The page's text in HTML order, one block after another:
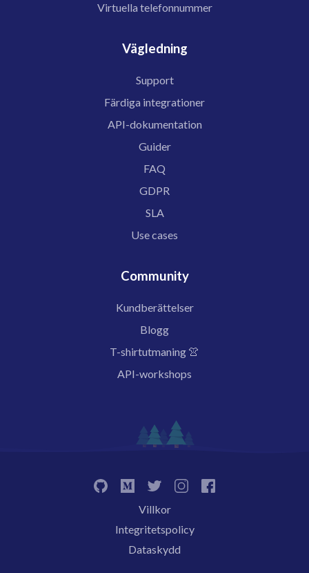
Virtuella telefonnummer
Vägledning
Support
Färdiga integrationer
API-dokumentation
Guider
FAQ
GDPR
SLA
Use cases
Community
Kundberättelser
Blogg
T-shirtutmaning 👚
API-workshops
Villkor
Integritetspolicy
Dataskydd